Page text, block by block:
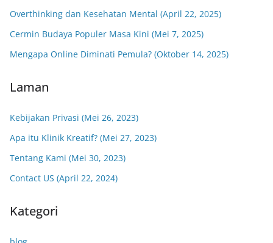
Overthinking dan Kesehatan Mental (April 22, 2025)
Cermin Budaya Populer Masa Kini (Mei 7, 2025)
Mengapa Online Diminati Pemula? (Oktober 14, 2025)
Laman
Kebijakan Privasi (Mei 26, 2023)
Apa itu Klinik Kreatif? (Mei 27, 2023)
Tentang Kami (Mei 30, 2023)
Contact US (April 22, 2024)
Kategori